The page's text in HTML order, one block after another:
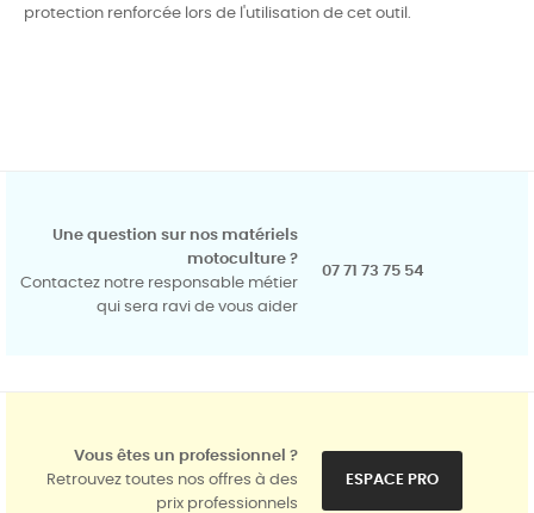
protection renforcée lors de l'utilisation de cet outil.
Une question sur nos matériels
motoculture ?
Contactez notre responsable métier
qui sera ravi de vous aider
07 71 73 75 54
Vous êtes un professionnel ?
Retrouvez toutes nos offres à des
prix professionnels
ESPACE PRO